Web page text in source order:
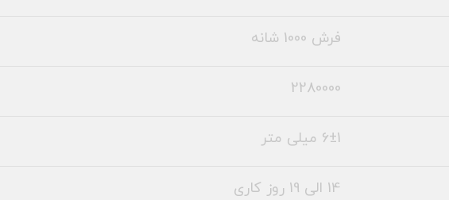
فرش 1000 شانه
2280000
6±1 میلی متر
14 الی 19 روز کاری